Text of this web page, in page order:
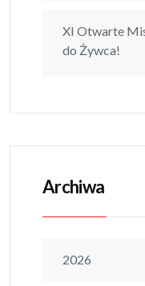
XI Otwarte
do Żywca!
Archiwa
2026